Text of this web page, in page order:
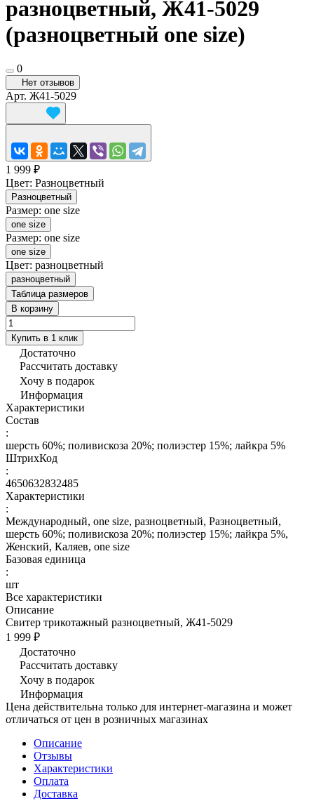
разноцветный, Ж41-5029
(разноцветный one size)
0
Нет отзывов
Арт. Ж41-5029
1 999 ₽
Цвет: Разноцветный
Разноцветный
Размер: one size
one size
Размер: one size
one size
Цвет: разноцветный
разноцветный
Таблица размеров
В корзину
Купить в 1 клик
Достаточно
Рассчитать доставку
Хочу в подарок
Информация
Характеристики
Состав
:
шерсть 60%; поливискоза 20%; полиэстер 15%; лайкра 5%
ШтрихКод
:
4650632832485
Характеристики
:
Международный, one size, разноцветный, Разноцветный,
шерсть 60%; поливискоза 20%; полиэстер 15%; лайкра 5%,
Женский, Каляев, one size
Базовая единица
:
шт
Все характеристики
Описание
Свитер трикотажный разноцветный, Ж41-5029
1 999 ₽
Достаточно
Рассчитать доставку
Хочу в подарок
Информация
Цена действительна только для интернет-магазина и может
отличаться от цен в розничных магазинах
Описание
Отзывы
Характеристики
Оплата
Доставка